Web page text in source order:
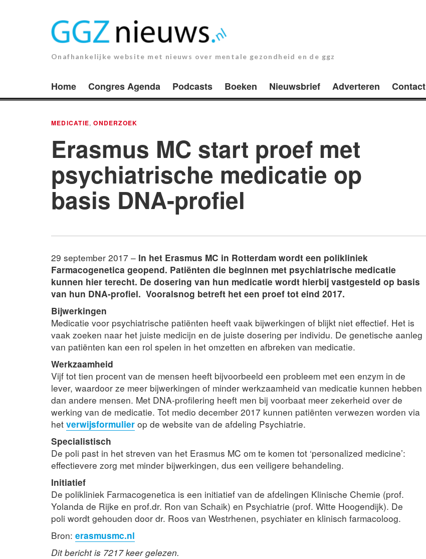
Onafhankelijke website met nieuws over mentale gezondheid en de ggz
Home Congres Agenda Podcasts Boeken Nieuwsbrief Adverteren Contact
MEDICATIE,ONDERZOEK
Erasmus MC start proef met
psychiatrische medicatie op
basis DNA-profiel
29 september 2017 – In het Erasmus MC in Rotterdam wordt een polikliniek
Farmacogenetica geopend. Patiënten die beginnen met psychiatrische medicatie
kunnen hier terecht. De dosering van hun medicatie wordt hierbij vastgesteld op basis
van hun DNA-profiel. Vooralsnog betreft het een proef tot eind 2017.
Bijwerkingen
Medicatie voor psychiatrische patiënten heeft vaak bijwerkingen of blijkt niet effectief. Het is
vaak zoeken naar het juiste medicijn en de juiste dosering per individu. De genetische aanleg
van patiënten kan een rol spelen in het omzetten en afbreken van medicatie.
Werkzaamheid
Vijf tot tien procent van de mensen heeft bijvoorbeeld een probleem met een enzym in de
lever, waardoor ze meer bijwerkingen of minder werkzaamheid van medicatie kunnen hebben
dan andere mensen. Met DNA-profilering heeft men bij voorbaat meer zekerheid over de
werking van de medicatie. Tot medio december 2017 kunnen patiënten verwezen worden via
het verwijsformulier op de website van de afdeling Psychiatrie.
Specialistisch
De poli past in het streven van het Erasmus MC om te komen tot ‘personalized medicine’:
effectievere zorg met minder bijwerkingen, dus een veiligere behandeling.
Initiatief
De polikliniek Farmacogenetica is een initiatief van de afdelingen Klinische Chemie (prof.
Yolanda de Rijke en prof.dr. Ron van Schaik) en Psychiatrie (prof. Witte Hoogendijk). De
poli wordt gehouden door dr. Roos van Westrhenen, psychiater en klinisch farmacoloog.
Bron: erasmusmc.nl
Dit bericht is 7217 keer gelezen.